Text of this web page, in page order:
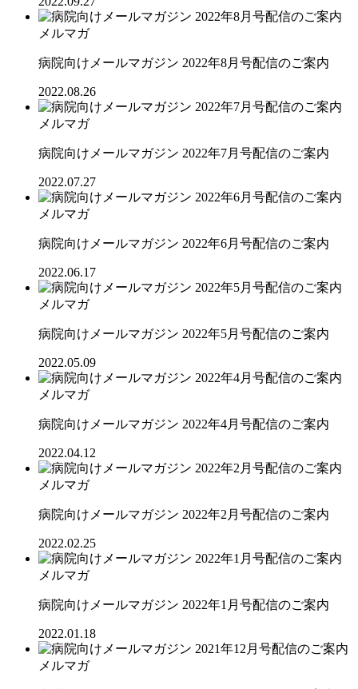
メルマガ
病院向けメールマガジン 2022年8月号配信のご案内
2022.08.26
メルマガ
病院向けメールマガジン 2022年7月号配信のご案内
2022.07.27
メルマガ
病院向けメールマガジン 2022年6月号配信のご案内
2022.06.17
メルマガ
病院向けメールマガジン 2022年5月号配信のご案内
2022.05.09
メルマガ
病院向けメールマガジン 2022年4月号配信のご案内
2022.04.12
メルマガ
病院向けメールマガジン 2022年2月号配信のご案内
2022.02.25
メルマガ
病院向けメールマガジン 2022年1月号配信のご案内
2022.01.18
メルマガ